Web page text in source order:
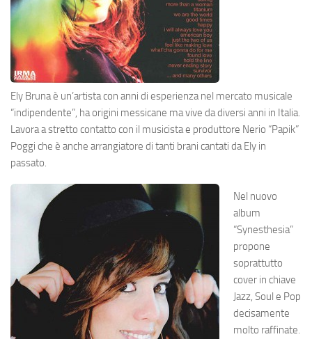
Ely Bruna è un’artista con anni di esperienza nel mercato musicale
“indipendente”, ha origini messicane ma vive da diversi anni in Italia.
Lavora a stretto contatto con il musicista e produttore Nerio “Papik”
Poggi che è anche arrangiatore di tanti brani cantati da Ely in
passato.
Nel nuovo
album
“Synesthesia”
propone
soprattutto
cover in chiave
Jazz, Soul e Pop
decisamente
molto raffinate.